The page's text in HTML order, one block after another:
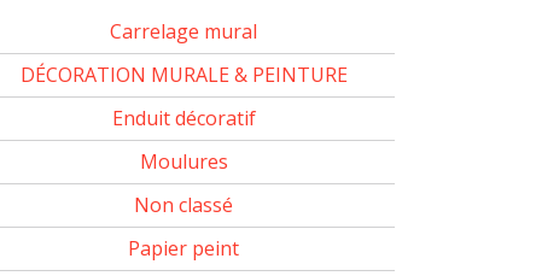
Carrelage mural
DÉCORATION MURALE & PEINTURE
Enduit décoratif
Moulures
Non classé
Papier peint